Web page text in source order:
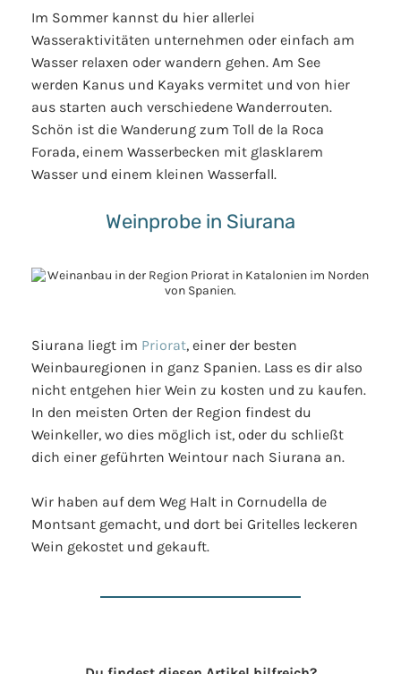
Im Sommer kannst du hier allerlei
Wasseraktivitäten unternehmen oder einfach am
Wasser relaxen oder wandern gehen. Am See
werden Kanus und Kayaks vermitet und von hier
aus starten auch verschiedene Wanderrouten.
Schön ist die Wanderung zum Toll de la Roca
Forada, einem Wasserbecken mit glasklarem
Wasser und einem kleinen Wasserfall.
Weinprobe in Siurana
Siurana liegt im Priorat, einer der besten
Weinbauregionen in ganz Spanien. Lass es dir also
nicht entgehen hier Wein zu kosten und zu kaufen.
In den meisten Orten der Region findest du
Weinkeller, wo dies möglich ist, oder du schließt
dich einer geführten Weintour nach Siurana an.
Wir haben auf dem Weg Halt in Cornudella de
Montsant gemacht, und dort bei Gritelles leckeren
Wein gekostet und gekauft.